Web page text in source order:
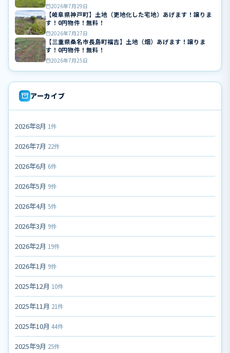
2026年7月29日
【岐阜県神戸町】土地（更地化した宅地）あげます！譲りま
す！0円物件！無料！
2026年7月27日
【三重県桑名市長島町福吉】土地（畑）あげます！譲りま
す！0円物件！無料！
2026年7月25日
アーカイブ
2026年8月 1件
2026年7月 22件
2026年6月 6件
2026年5月 9件
2026年4月 5件
2026年3月 9件
2026年2月 19件
2026年1月 9件
2025年12月 10件
2025年11月 21件
2025年10月 44件
2025年9月 25件